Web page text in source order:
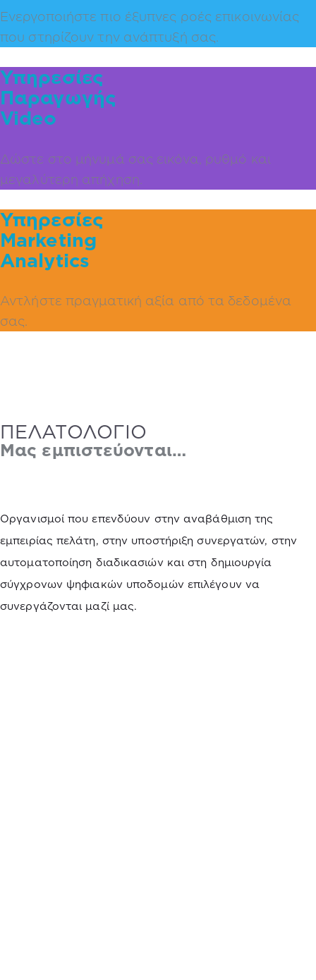
Ενεργοποιήστε πιο έξυπνες ροές επικοινωνίας
που στηρίζουν την ανάπτυξή σας.
Υπηρεσίες
Παραγωγής
Video
Δώστε στο μήνυμά σας εικόνα, ρυθμό και
μεγαλύτερη απήχηση.
Υπηρεσίες
Marketing
Analytics
Αντλήστε πραγματική αξία από τα δεδομένα
σας.
ΠΕΛΑΤΟΛΟΓΙΟ
Μας εμπιστεύονται…
Οργανισμοί που επενδύουν στην αναβάθμιση της
εμπειρίας πελάτη, στην υποστήριξη συνεργατών, στην
αυτοματοποίηση διαδικασιών και στη δημιουργία
σύγχρονων ψηφιακών υποδομών επιλέγουν να
συνεργάζονται μαζί μας.